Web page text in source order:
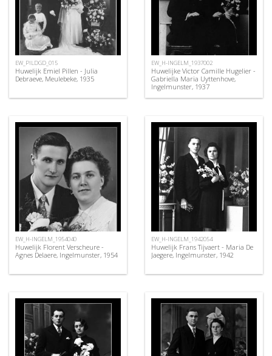
EW_PILDGD_015
Huwelijk Emiel Pillen - Julia
Debraeve, Meulebeke, 1935
EW_H-INGELM_1937002
Huwelijke Victor Camille Hugelier -
Gabriella Maria Uyttenhove,
Ingelmunster, 1937
EW_H-INGELM_1954040
Huwelijk Florent Verscheure -
Agnes Delaere, Ingelmunster, 1954
EW_H-INGELM_1942054
Huwelijk Frans Tijvaert - Maria De
Jaegere, Ingelmunster, 1942